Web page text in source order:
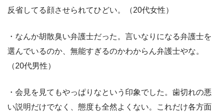
反省してる顔させられてひどい。（20代女性）
・なんか胡散臭い弁護士だった。言いなりになる弁護士を
選んでいるのか、無能すぎるのかわからん弁護士やな。
（20代男性）
・会見を見てもやっぱりなという印象でした。歯切れの悪
い説明だけでなく、態度も全然よくない。これだけ各方面